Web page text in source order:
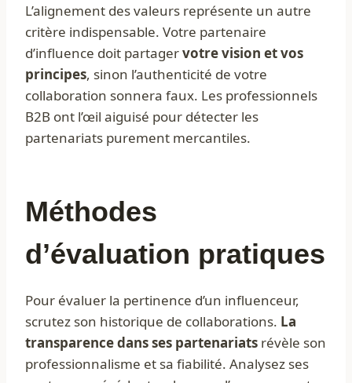
L’alignement des valeurs représente un autre
critère indispensable. Votre partenaire
d’influence doit partagervotre vision et vos
principes, sinon l’authenticité de votre
collaboration sonnera faux. Les professionnels
B2B ont l’œil aiguisé pour détecter les
partenariats purement mercantiles.
Méthodes
d’évaluation pratiques
Pour évaluer la pertinence d’un influenceur,
scrutez son historique de collaborations. La
transparence dans ses partenariats révèle son
professionnalisme et sa fiabilité. Analysez ses